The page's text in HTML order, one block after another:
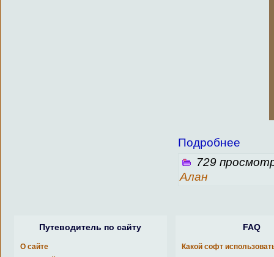
Подробнее
729
Алан
Путеводитель по сайту
О сайте
FAQ
Какой софт